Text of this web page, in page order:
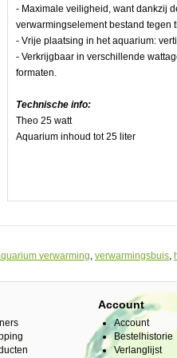
- Maximale veiligheid, want dankzij
verwarmingselement bestand tegen
- Vrije plaatsing in het aquarium:
- Verkrijgbaar in verschillende
formaten.
Technische info:
Theo 25 watt
Aquarium inhoud tot 25 liter
verwarming, verwarmingsbuis,
Account
Account
Bestelhistorie
Verlanglijst